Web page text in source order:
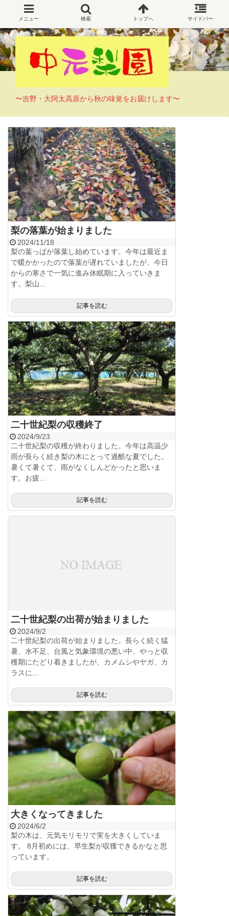
〜吉野・大阿太高原から秋の味覚をお届けします〜
梨の落葉が始まりました
2024/11/18
梨の葉っぱが落葉し始めています。今年は最近ま
で暖かかったので落葉が遅れていましたが、今日
からの寒さで一気に進み休眠期に入っていきま
す。梨山...
記事を読む
二十世紀梨の収穫終了
2024/9/23
二十世紀梨の収穫が終わりました。今年は高温少
雨が長らく続き梨の木にとって過酷な夏でした。
暑くて暑くて、雨がなくしんどかったと思いま
す。お疲...
記事を読む
二十世紀梨の出荷が始まりました
2024/9/2
二十世紀梨の出荷が始まりました。長らく続く猛
暑、水不足、台風と気象環境の悪い中、やっと収
穫期にたどり着きましたが、カメムシやヤガ、カ
ラスに...
記事を読む
大きくなってきました
2024/6/2
梨の木は、元気モリモリで実を大きくしていま
す。 8月初めには、早生梨が収獲できるかなと思
っています。
記事を読む